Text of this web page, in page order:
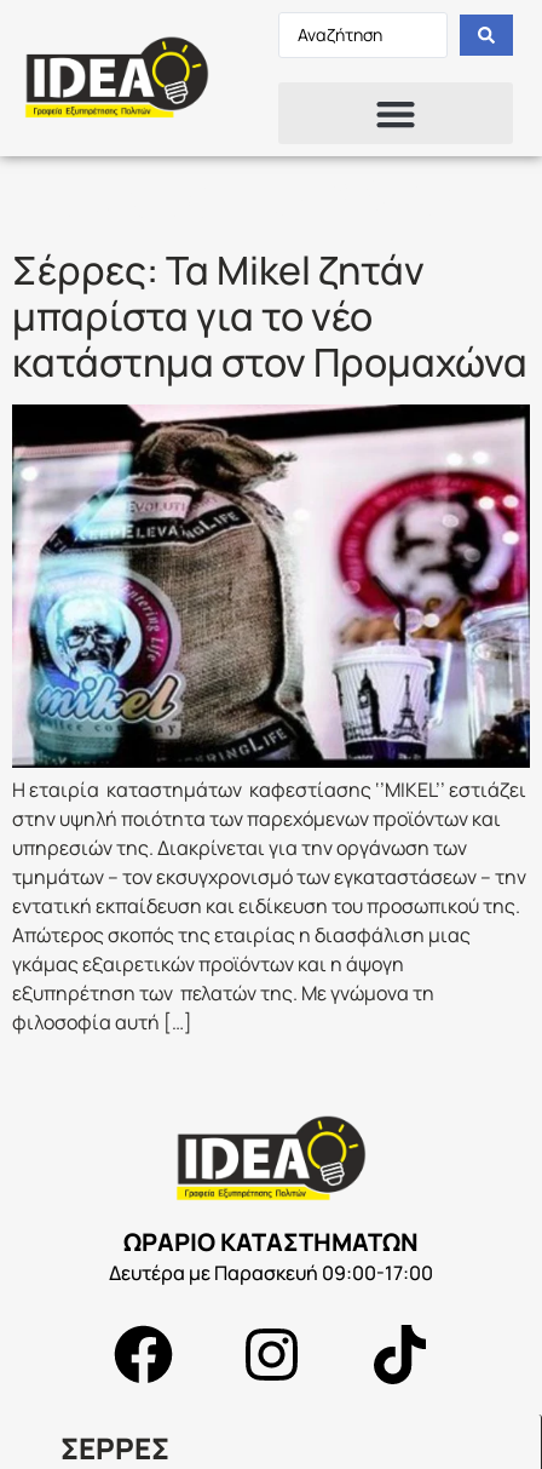
Σέρρες: Τα Mikel ζητάν
μπαρίστα για το νέο
κατάστημα στον Προμαχώνα
Η εταιρία καταστημάτων καφεστίασης ‘’MIKEL’’ εστιάζει
στην υψηλή ποιότητα των παρεχόμενων προϊόντων και
υπηρεσιών της. Διακρίνεται για την οργάνωση των
τμημάτων – τον εκσυγχρονισμό των εγκαταστάσεων – την
εντατική εκπαίδευση και ειδίκευση του προσωπικού της.
Απώτερος σκοπός της εταιρίας η διασφάλιση μιας
γκάμας εξαιρετικών προϊόντων και η άψογη
εξυπηρέτηση των πελατών της. Με γνώμονα τη
φιλοσοφία αυτή […]
ΩΡΑΡΙΟ ΚΑΤΑΣΤΗΜΑΤΩΝ
Δευτέρα με Παρασκευή 09:00-17:00
ΣΕΡΡΕΣ